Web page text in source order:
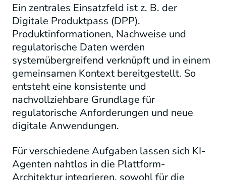
Ein zentrales Einsatzfeld ist z. B. der
Digitale Produktpass (DPP).
Produktinformationen, Nachweise und
regulatorische Daten werden
systemübergreifend verknüpft und in einem
gemeinsamen Kontext bereitgestellt. So
entsteht eine konsistente und
nachvollziehbare Grundlage für
regulatorische Anforderungen und neue
digitale Anwendungen.
Für verschiedene Aufgaben lassen sich KI-
Agenten nahtlos in die Plattform-
Architektur integrieren, sowohl für die